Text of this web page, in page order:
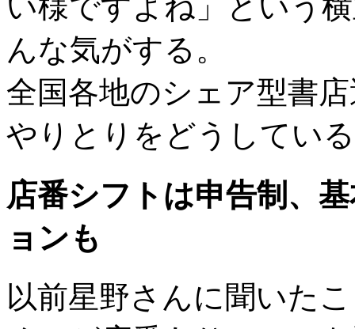
い様ですよね」という
んな気がする。
全国各地のシェア型書
やりとりをどうしてい
店番シフトは申告制、
ョンも
以前星野さんに聞いた